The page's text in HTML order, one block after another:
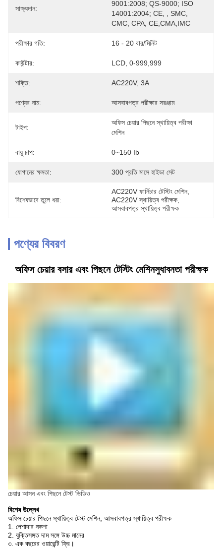
সাক্ষ্যদান:
9001:2008; QS-9000; ISO
14001:2004; CE, , SMC,
CMC, CPA, CE,CMA,IMC
পরীক্ষার গতি: 16 - 20 বার/মিনিট
কাউন্টার: LCD, 0-999,999
শক্তি: AC220V, 3A
পণ্যের নাম: আসবাবপত্র পরীক্ষার সরঞ্জাম
টাইপ:
অফিস চেয়ার পিছনে স্থায়িত্ব পরীক্ষা
মেশিন
বায়ু চাপ: 0~150 Ib
যোগানের ক্ষমতা: 300 প্রতি মাসে হাইডা সেট
বিশেষভাবে তুলে ধরা:
AC220V ফার্নিচার টেস্টিং মেশিন,
AC220V স্থায়িত্ব পরীক্ষক
আসবাবপত্র স্থায়িত্ব পরীক্ষক
পণ্যের বিবরণ
অফিস চেয়ার বসার এবং পিছনে টেস্টিং মেশিনসুধাবনতা পরীক্ষক
চেয়ার আসন এবং পিছনে টেস্ট ভিডিও
বিশেষ উল্লেখ
অফিস চেয়ার পিছনে স্থায়িত্ব টেস্ট মেশিন, আসবাবপত্র স্থায়িত্ব পরীক্ষক
1. পেশাদার নকশা
2. যুক্তিসঙ্গত দাম সঙ্গে উচ্চ মানের
৩. এক বছরের ওয়ারেন্টি ফ্রি।